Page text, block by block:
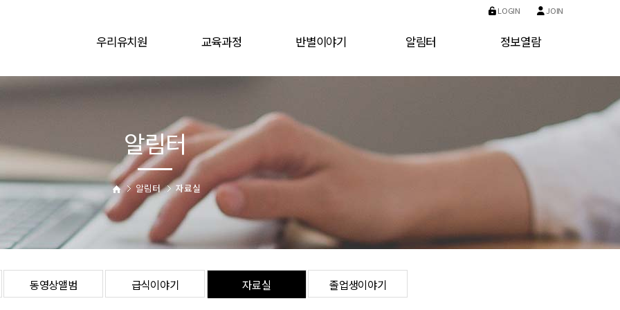
LOGIN JOIN
우리유치원
인사말
유치원 현황
교육목표
오시는길
교육과정
교육프로그램
월중행사
반별이야기
산반
초반
일반
알림터
공지사항
졸업생이야기
정보열람
운영위원회
동영상앨범 급식이야기 자료실 졸업생이야기
알림터 자료실
알림터